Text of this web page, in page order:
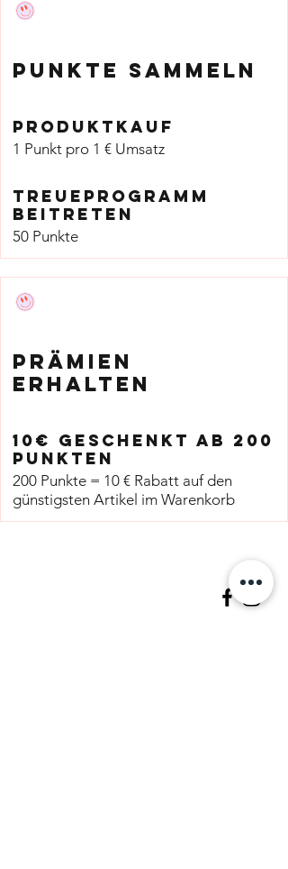
Punkte sammeln
Produktkauf
1 Punkt pro 1 € Umsatz
Treueprogramm
beitreten
50 Punkte
Prämien
erhalten
10€ geschenkt ab 200
Punkten
200 Punkte = 10 € Rabatt auf den
günstigsten Artikel im Warenkorb